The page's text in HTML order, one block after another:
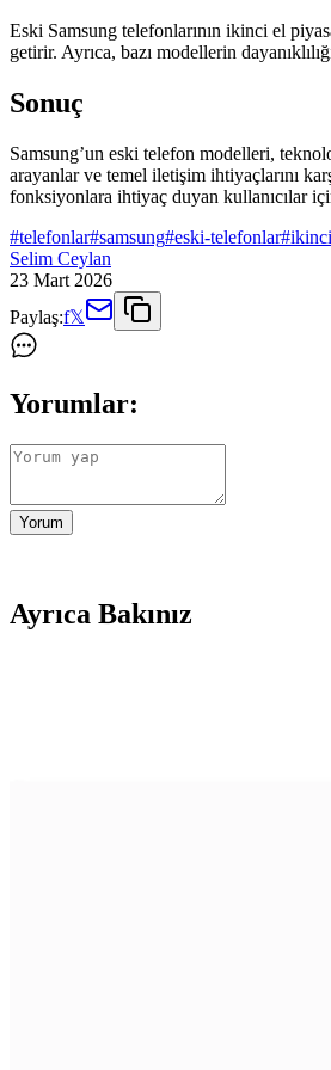
Eski Samsung telefonlarının ikinci el
getirir. Ayrıca, bazı modellerin
Sonuç
Samsung’un eski telefon modelleri,
arayanlar ve temel iletişim ihtiyaçlarını
fonksiyonlara ihtiyaç duyan kullanıcılar
#telefonlar#samsung#eski-telefonlar#
Selim Ceylan
23 Mart 2026
Paylaş:f𝕏
Yorumlar:
Yorum
Ayrıca Bakınız
Samsung’un eski telefon modelleri,
Samsung Kapaklı Telefonlar:
Samsung'un kapaklı telefonları,
Performans Telefonları: Güç
Performans telefonları, yüksek işlem
iPhone 14 Plus ve iPhone 15